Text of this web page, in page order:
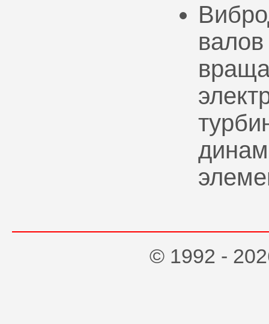
© 1992 -